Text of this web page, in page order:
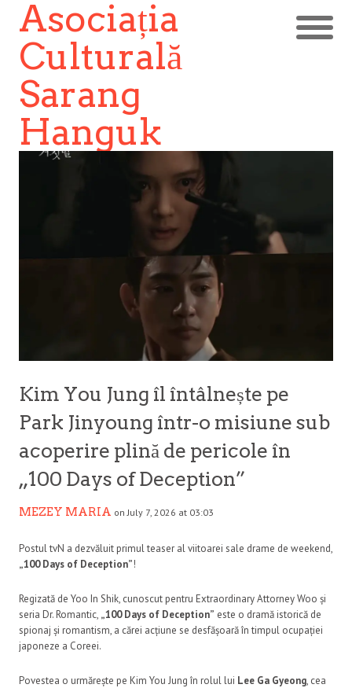
Asociația
Culturală
Sarang
Hanguk
Kim You Jung îl întâlnește pe
Park Jinyoung într-o misiune sub
acoperire plină de pericole în
„100 Days of Deception”
MEZEY MARIA on July 7, 2026 at 03:03
Postul tvN a dezvăluit primul teaser al viitoarei sale drame de weekend,
„100 Days of Deception”!
Regizată de Yoo In Shik, cunoscut pentru Extraordinary Attorney Woo și
seria Dr. Romantic, „100 Days of Deception” este o dramă istorică de
spionaj și romantism, a cărei acțiune se desfășoară în timpul ocupației
japoneze a Coreei.
Povestea o urmărește pe Kim You Jung în rolul lui Lee Ga Gyeong, cea